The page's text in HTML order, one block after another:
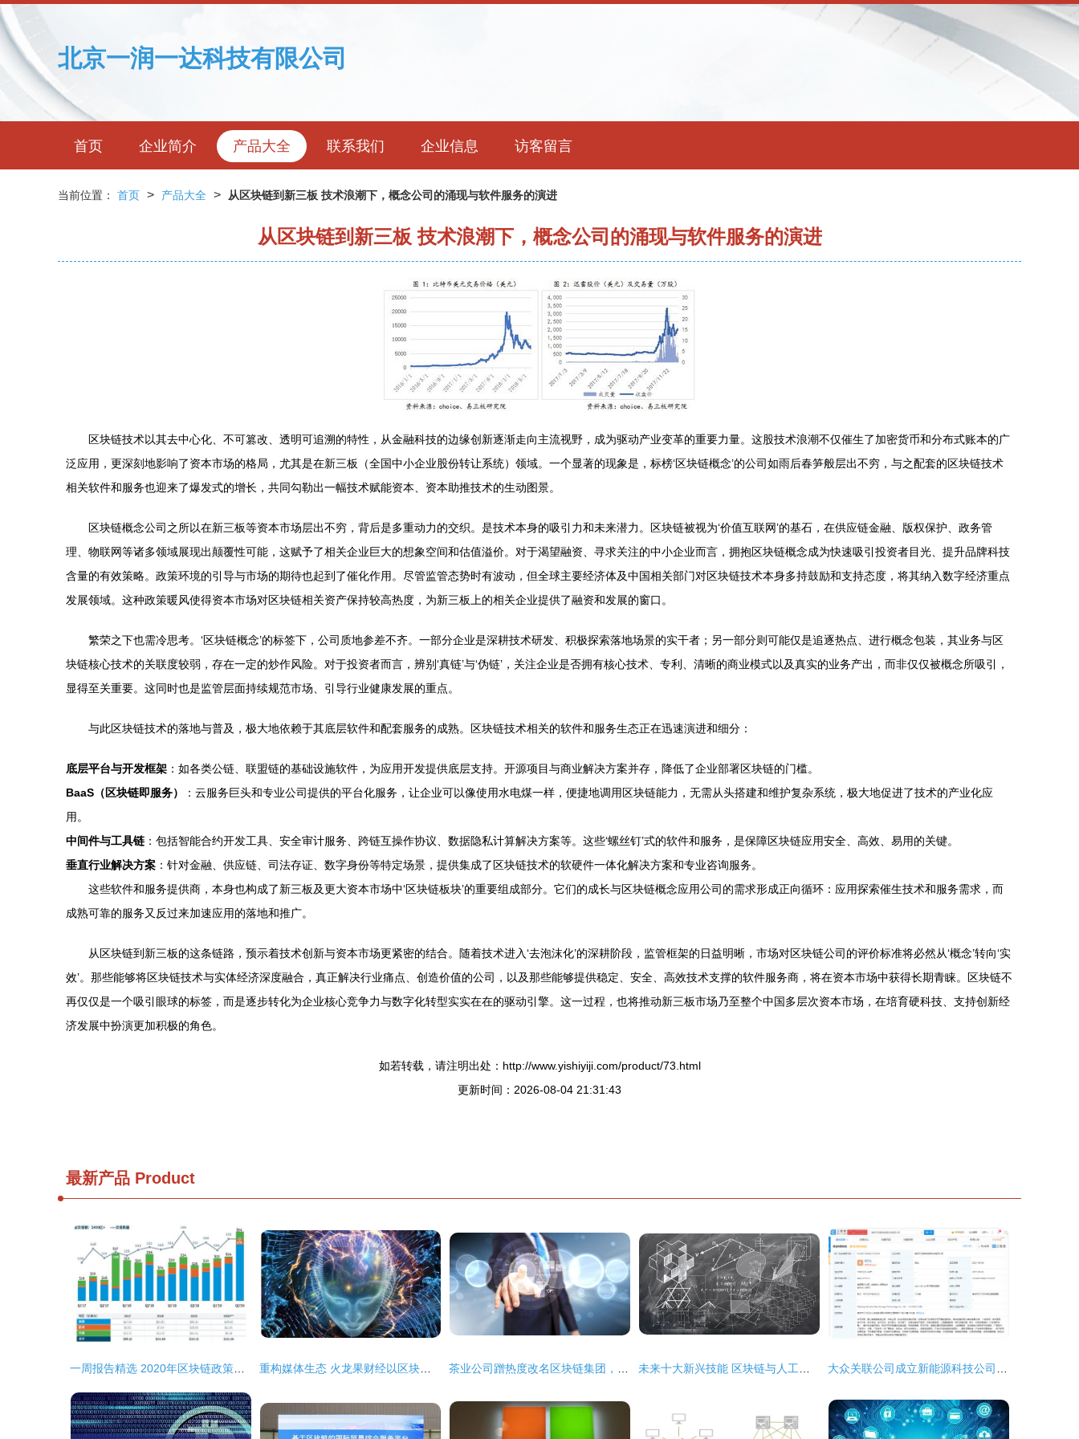
北京一润一达科技有限公司
首页 企业简介 产品大全 联系我们 企业信息 访客留言
当前位置： 首页 > 产品大全 > 从区块链到新三板 技术浪潮下，概念公司的涌现与软件服务的演进
从区块链到新三板 技术浪潮下，概念公司的涌现与软件服务的演进
区块链技术以其去中心化、不可篡改、透明可追溯的特性，从金融科技的边缘创新逐渐走向主流视野，成为驱动产业变革的重要力量。这股技术浪潮不仅催生了加密货币和分布式账本的广
泛应用，更深刻地影响了资本市场的格局，尤其是在新三板（全国中小企业股份转让系统）领域。一个显著的现象是，标榜‘区块链概念’的公司如雨后春笋般层出不穷，与之配套的区块链技术
相关软件和服务也迎来了爆发式的增长，共同勾勒出一幅技术赋能资本、资本助推技术的生动图景。
区块链概念公司之所以在新三板等资本市场层出不穷，背后是多重动力的交织。是技术本身的吸引力和未来潜力。区块链被视为‘价值互联网’的基石，在供应链金融、版权保护、政务管
理、物联网等诸多领域展现出颠覆性可能，这赋予了相关企业巨大的想象空间和估值溢价。对于渴望融资、寻求关注的中小企业而言，拥抱区块链概念成为快速吸引投资者目光、提升品牌科技
含量的有效策略。政策环境的引导与市场的期待也起到了催化作用。尽管监管态势时有波动，但全球主要经济体及中国相关部门对区块链技术本身多持鼓励和支持态度，将其纳入数字经济重点
发展领域。这种政策暖风使得资本市场对区块链相关资产保持较高热度，为新三板上的相关企业提供了融资和发展的窗口。
繁荣之下也需冷思考。‘区块链概念’的标签下，公司质地参差不齐。一部分企业是深耕技术研发、积极探索落地场景的实干者；另一部分则可能仅是追逐热点、进行概念包装，其业务与区
块链核心技术的关联度较弱，存在一定的炒作风险。对于投资者而言，辨别‘真链’与‘伪链’，关注企业是否拥有核心技术、专利、清晰的商业模式以及真实的业务产出，而非仅仅被概念所吸引，
显得至关重要。这同时也是监管层面持续规范市场、引导行业健康发展的重点。
与此区块链技术的落地与普及，极大地依赖于其底层软件和配套服务的成熟。区块链技术相关的软件和服务生态正在迅速演进和细分：
底层平台与开发框架 ：如各类公链、联盟链的基础设施软件，为应用开发提供底层支持。开源项目与商业解决方案并存，降低了企业部署区块链的门槛。
BaaS（区块链即服务）
：云服务巨头和专业公司提供的平台化服务，让企业可以像使用水电煤一样，便捷地调用区块链能力，无需从头搭建和维护复杂系统，极大地促进了技术的产业化应
用。
中间件与工具链 ：包括智能合约开发工具、安全审计服务、跨链互操作协议、数据隐私计算解决方案等。这些‘螺丝钉’式的软件和服务，是保障区块链应用安全、高效、易用的关键。
垂直行业解决方案 ：针对金融、供应链、司法存证、数字身份等特定场景，提供集成了区块链技术的软硬件一体化解决方案和专业咨询服务。
这些软件和服务提供商，本身也构成了新三板及更大资本市场中‘区块链板块’的重要组成部分。它们的成长与区块链概念应用公司的需求形成正向循环：应用探索催生技术和服务需求，而
成熟可靠的服务又反过来加速应用的落地和推广。
从区块链到新三板的这条链路，预示着技术创新与资本市场更紧密的结合。随着技术进入‘去泡沫化’的深耕阶段，监管框架的日益明晰，市场对区块链公司的评价标准将必然从‘概念’转向‘实
效’。那些能够将区块链技术与实体经济深度融合，真正解决行业痛点、创造价值的公司，以及那些能够提供稳定、安全、高效技术支撑的软件服务商，将在资本市场中获得长期青睐。区块链不
再仅仅是一个吸引眼球的标签，而是逐步转化为企业核心竞争力与数字化转型实实在在的驱动引擎。这一过程，也将推动新三板市场乃至整个中国多层次资本市场，在培育硬科技、支持创新经
济发展中扮演更加积极的角色。
如若转载，请注明出处：http://www.yishiyiji.com/product/73.html
更新时间：2026-08-04 21:31:43
最新产品 Product